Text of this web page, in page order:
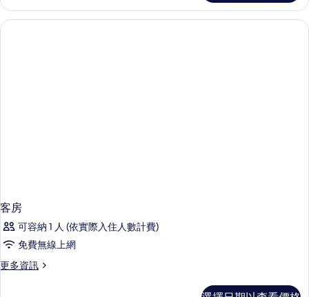
的
詳
情
客房
可容納 1 人 (依實際入住人數計費)
免費無線上網
更多資訊
更